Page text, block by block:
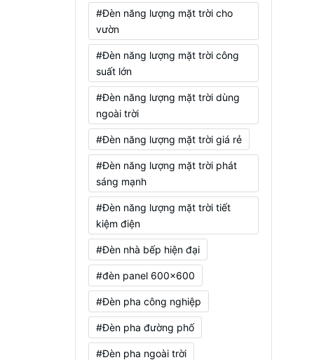
#Đèn năng lượng mặt trời cho
vườn
#Đèn năng lượng mặt trời công
suất lớn
#Đèn năng lượng mặt trời dùng
ngoài trời
#Đèn năng lượng mặt trời giá rẻ
#Đèn năng lượng mặt trời phát
sáng mạnh
#Đèn năng lượng mặt trời tiết
kiệm điện
#Đèn nhà bếp hiện đại
#đèn panel 600x600
#Đèn pha công nghiệp
#Đèn pha đường phố
#Đèn pha ngoài trời